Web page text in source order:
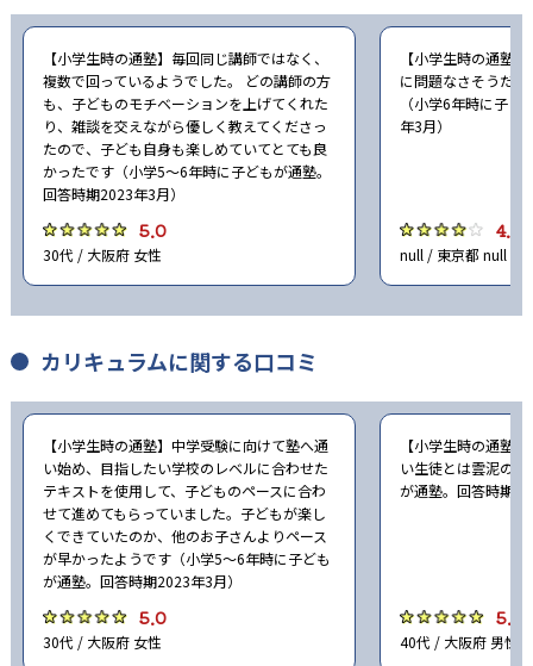
立命館中学校 - 東山中学校 -
京都女子中学校 -
同志社女子中学校 -
ノートルダム女学院中学校
京都聖母学院中学校
同志社国際中学校 -
立命館宇治中学校 -
近畿大学附属中学校 -
追手門学院大手前中学校 -
追手門学院中学校 -
金蘭千里中学校 桃山学院中学校 -
【小学生時の通塾】毎回同じ講師ではなく、
複数で回っているようでした。 どの講師の方
も、子どものモチベーションを上げてくれた
り、雑談を交えながら優しく教えてくださっ
たので、子ども自身も楽しめていてとても良
かったです（小学5〜6年時に子どもが通塾。
回答時期2023年3月）
5.0
30代 / 大阪府 女性
【小学生時の通塾
に問題なさそうだ
（小学6年時に子
年3月）
4.0
null / 東京都 null
カリキュラムに関する口コミ
【小学生時の通塾】中学受験に向けて塾へ通
い始め、目指したい学校のレベルに合わせた
テキストを使用して、子どものペースに合わ
せて進めてもらっていました。子どもが楽し
くできていたのか、他のお子さんよりペース
が早かったようです（小学5〜6年時に子ども
が通塾。回答時期2023年3月）
5.0
30代 / 大阪府 女性
【小学生時の通塾
い生徒とは雲泥の
が通塾。回答時期
5.0
40代 / 大阪府 男性